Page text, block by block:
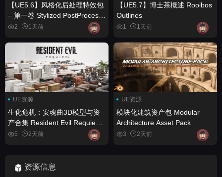
【UE5.6】风格化后处理特效包
– 第一卷 Stylized PostProcess
FX Pack – Vol. 1
2 1天前
【UE5.7】博士茶概述 Rooibos
Outlines
1 1天前
UE资源
生化危机：安魂曲3D模型与资
产合集 Resident Evil Requiem
3D Models and Assets
5 2天前
UE资源
模块化建筑资产包 Modular
Architecture Asset Pack
3 2天前
资源信息